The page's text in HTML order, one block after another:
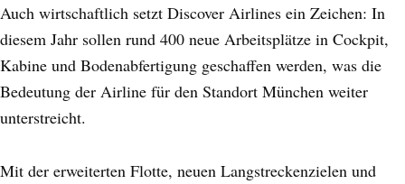
Auch wirtschaftlich setzt Discover Airlines ein Zeichen: In
diesem Jahr sollen rund 400 neue Arbeitsplätze in Cockpit,
Kabine und Bodenabfertigung geschaffen werden, was die
Bedeutung der Airline für den Standort München weiter
unterstreicht.
Mit der erweiterten Flotte, neuen Langstreckenzielen und